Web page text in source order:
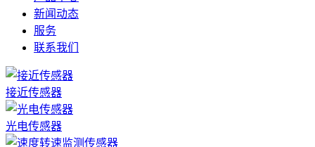
新闻动态
服务
联系我们
接近传感器
光电传感器